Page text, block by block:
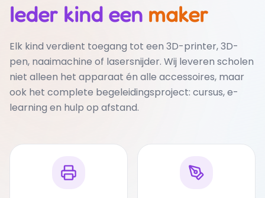
Ieder kind een maker
Elk kind verdient toegang tot een 3D-printer, 3D-
pen, naaimachine of lasersnijder. Wij leveren scholen
niet alleen het apparaat én alle accessoires, maar
ook het complete begeleidingsproject: cursus, e-
learning en hulp op afstand.